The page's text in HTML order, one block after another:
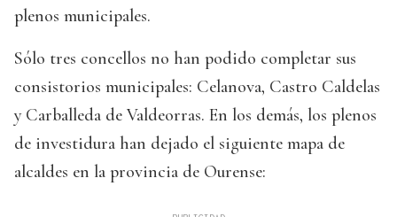
plenos municipales.
Sólo tres concellos no han podido completar sus
consistorios municipales: Celanova, Castro Caldelas
y Carballeda de Valdeorras. En los demás, los plenos
de investidura han dejado el siguiente mapa de
alcaldes en la provincia de Ourense: